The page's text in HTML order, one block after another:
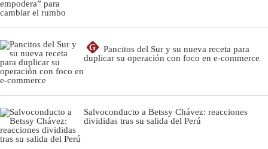
G
Pancitos del Sur y su nueva receta para
duplicar su operación con foco en e-commerce
Salvoconducto a Betssy Chávez: reacciones
divididas tras su salida del Perú